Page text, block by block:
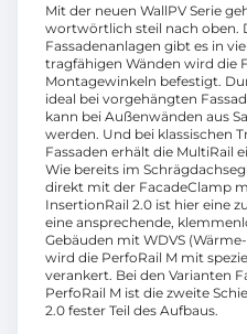
Mit der neuen WallPV Serie
wortwörtlich steil nach oben.
Fassadenanlagen gibt es in
tragfähigen Wänden wird die
Montagewinkeln befestigt.
ideal bei vorgehängten
kann bei Außenwänden aus
werden. Und bei klassischen
Fassaden erhält die MultiRail
Wie bereits im
direkt mit der FacadeClamp
InsertionRail 2.0 ist hier eine
eine ansprechende,
Gebäuden mit WDVS
wird die PerfoRail M mit
verankert. Bei den Varianten
PerfoRail M ist die zweite
2.0 fester Teil des Aufbaus.